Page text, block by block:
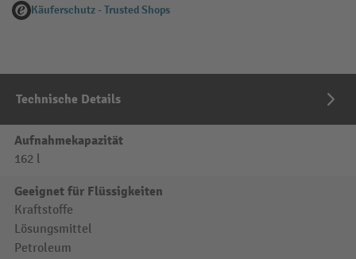
Käuferschutz - Trusted Shops
Technische Details
Aufnahmekapazität
162 l
Geeignet für Flüssigkeiten
Kraftstoffe
Lösungsmittel
Petroleum